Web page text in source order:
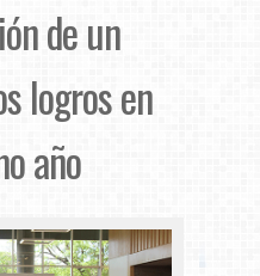
de un
logros en
año